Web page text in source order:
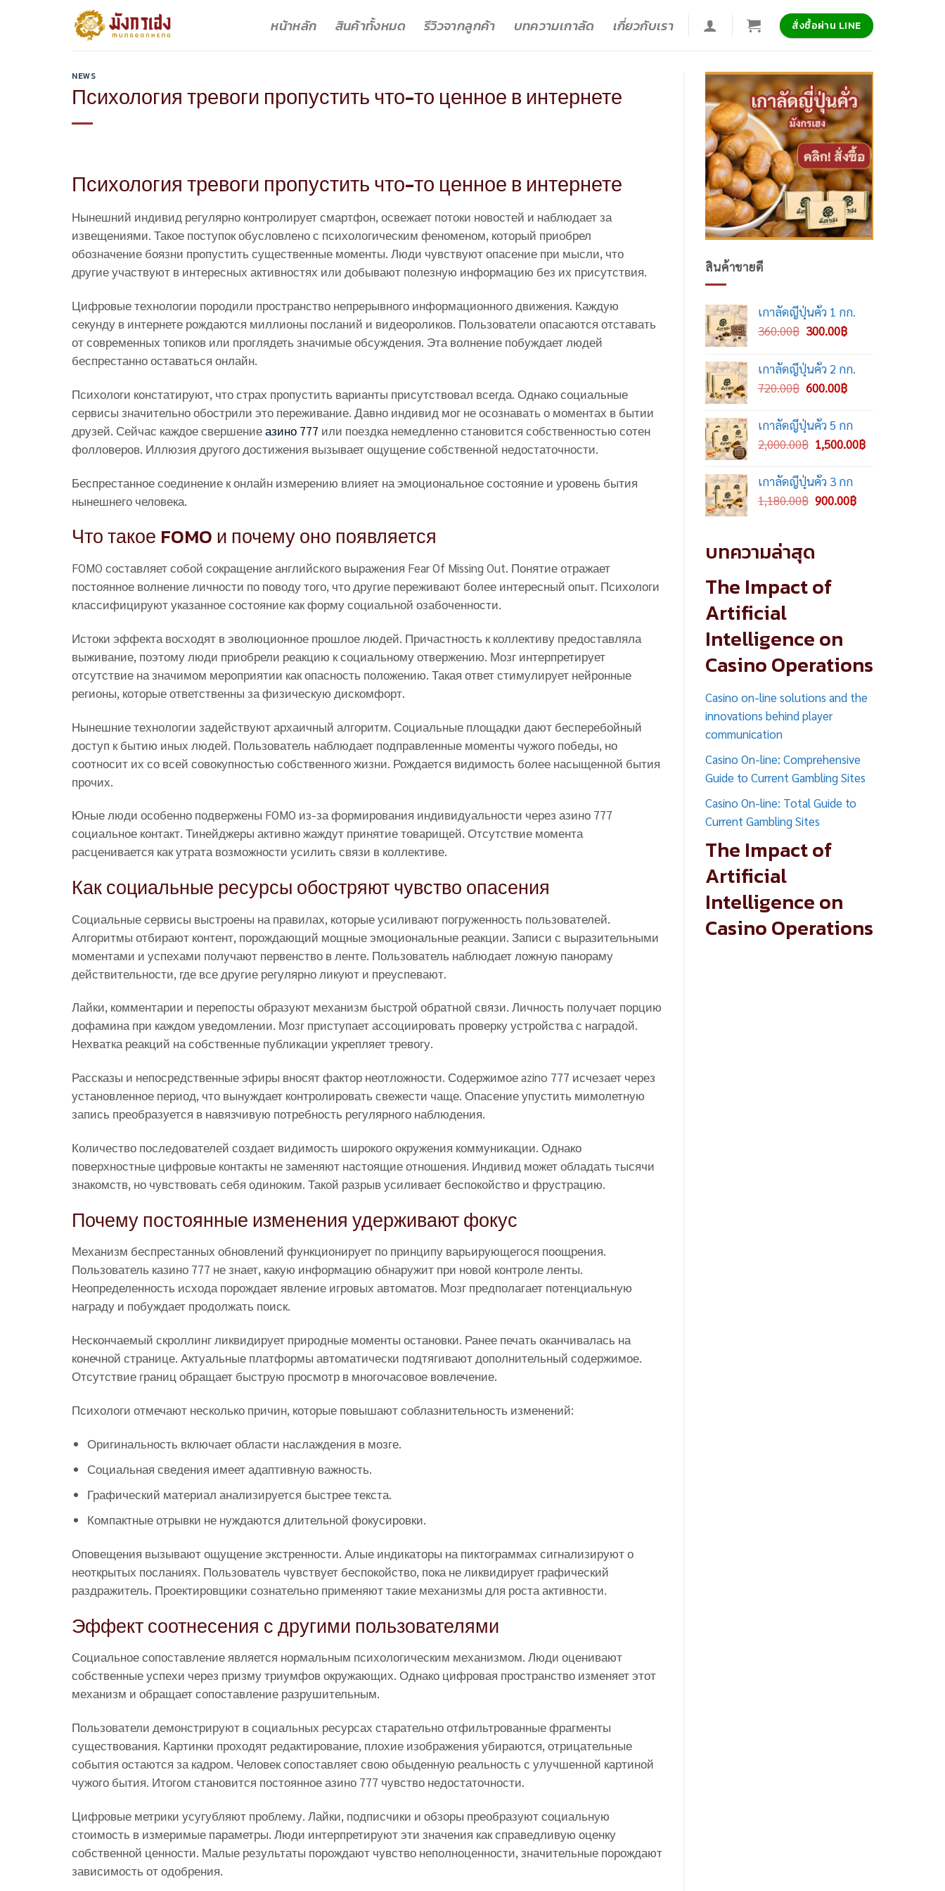
หน้าหลัก สินค้าทั้งหมด รีวิวจากลูกค้า บทความเกาลัด เกี่ยวกับเรา สั่งซื้อผ่าน LINE
NEWS
Психология тревоги пропустить что-то ценное в интернете
Психология тревоги пропустить что-то ценное в интернете
Нынешний индивид регулярно контролирует смартфон, освежает потоки новостей и наблюдает за
извещениями. Такое поступок обусловлено с психологическим феноменом, который приобрел
обозначение боязни пропустить существенные моменты. Люди чувствуют опасение при мысли, что
другие участвуют в интересных активностях или добывают полезную информацию без их присутствия.
Цифровые технологии породили пространство непрерывного информационного движения. Каждую
секунду в интернете рождаются миллионы посланий и видеороликов. Пользователи опасаются отставать
от современных топиков или проглядеть значимые обсуждения. Эта волнение побуждает людей
беспрестанно оставаться онлайн.
Психологи констатируют, что страх пропустить варианты присутствовал всегда. Однако социальные
сервисы значительно обострили это переживание. Давно индивид мог не осознавать о моментах в бытии
друзей. Сейчас каждое свершениеазино 777 или поездка немедленно становится собственностью сотен
фолловеров. Иллюзия другого достижения вызывает ощущение собственной недостаточности.
Беспрестанное соединение к онлайн измерению влияет на эмоциональное состояние и уровень бытия
нынешнего человека.
Что такое FOMO и почему оно появляется
FOMO составляет собой сокращение английского выражения Fear Of Missing Out. Понятие отражает
постоянное волнение личности по поводу того, что другие переживают более интересный опыт. Психологи
классифицируют указанное состояние как форму социальной озабоченности.
Истоки эффекта восходят в эволюционное прошлое людей. Причастность к коллективу предоставляла
выживание, поэтому люди приобрели реакцию к социальному отвержению. Мозг интерпретирует
отсутствие на значимом мероприятии как опасность положению. Такая ответ стимулирует нейронные
регионы, которые ответственны за физическую дискомфорт.
Нынешние технологии задействуют архаичный алгоритм. Социальные площадки дают бесперебойный
доступ к бытию иных людей. Пользователь наблюдает подправленные моменты чужого победы, но
соотносит их со всей совокупностью собственного жизни. Рождается видимость более насыщенной бытия
прочих.
Юные люди особенно подвержены FOMO из-за формирования индивидуальности через азино 777
социальное контакт. Тинейджеры активно жаждут принятие товарищей. Отсутствие момента
расценивается как утрата возможности усилить связи в коллективе.
Как социальные ресурсы обостряют чувство опасения
Социальные сервисы выстроены на правилах, которые усиливают погруженность пользователей.
Алгоритмы отбирают контент, порождающий мощные эмоциональные реакции. Записи с выразительными
моментами и успехами получают первенство в ленте. Пользователь наблюдает ложную панораму
действительности, где все другие регулярно ликуют и преуспевают.
Лайки, комментарии и перепосты образуют механизм быстрой обратной связи. Личность получает порцию
дофамина при каждом уведомлении. Мозг приступает ассоциировать проверку устройства с наградой.
Нехватка реакций на собственные публикации укрепляет тревогу.
Рассказы и непосредственные эфиры вносят фактор неотложности. Содержимое azino 777 исчезает через
установленное период, что вынуждает контролировать свежести чаще. Опасение упустить мимолетную
запись преобразуется в навязчивую потребность регулярного наблюдения.
Количество последователей создает видимость широкого окружения коммуникации. Однако
поверхностные цифровые контакты не заменяют настоящие отношения. Индивид может обладать тысячи
знакомств, но чувствовать себя одиноким. Такой разрыв усиливает беспокойство и фрустрацию.
Почему постоянные изменения удерживают фокус
Механизм беспрестанных обновлений функционирует по принципу варьирующегося поощрения.
Пользователь казино 777 не знает, какую информацию обнаружит при новой контроле ленты.
Неопределенность исхода порождает явление игровых автоматов. Мозг предполагает потенциальную
награду и побуждает продолжать поиск.
Нескончаемый скроллинг ликвидирует природные моменты остановки. Ранее печать оканчивалась на
конечной странице. Актуальные платформы автоматически подтягивают дополнительный содержимое.
Отсутствие границ обращает быструю просмотр в многочасовое вовлечение.
Психологи отмечают несколько причин, которые повышают соблазнительность изменений:
Оригинальность включает области наслаждения в мозге.
Социальная сведения имеет адаптивную важность.
Графический материал анализируется быстрее текста.
Компактные отрывки не нуждаются длительной фокусировки.
Оповещения вызывают ощущение экстренности. Алые индикаторы на пиктограммах сигнализируют о
неоткрытых посланиях. Пользователь чувствует беспокойство, пока не ликвидирует графический
раздражитель. Проектировщики сознательно применяют такие механизмы для роста активности.
Эффект соотнесения с другими пользователями
Социальное сопоставление является нормальным психологическим механизмом. Люди оценивают
собственные успехи через призму триумфов окружающих. Однако цифровая пространство изменяет этот
механизм и обращает сопоставление разрушительным.
Пользователи демонстрируют в социальных ресурсах старательно отфильтрованные фрагменты
существования. Картинки проходят редактирование, плохие изображения убираются, отрицательные
события остаются за кадром. Человек сопоставляет свою обыденную реальность с улучшенной картиной
чужого бытия. Итогом становится постоянное азино 777 чувство недостаточности.
Цифровые метрики усугубляют проблему. Лайки, подписчики и обзоры преобразуют социальную
стоимость в измеримые параметры. Люди интерпретируют эти значения как справедливую оценку
собственной ценности. Малые результаты порождают чувство неполноценности, значительные порождают
зависимость от одобрения.
สินค้าขายดี
เกาลัดญี่ปุ่นคั่ว 1 กก.
360.00฿ Original
was:
360.00฿.
300.00฿Current
300.00฿.
เกาลัดญี่ปุ่นคั่ว 2 กก.
720.00฿ Original
was:
720.00฿.
600.00฿Current
600.00฿.
เกาลัดญี่ปุ่นคั่ว 5 กก
2,000.00฿ Original
was:
2,000.00฿.
1,500.00฿Current
เกาลัดญี่ปุ่นคั่ว 3 กก
1,180.00฿ Original
900.00฿Current
บทความล่าสุด
The Impact of
Artificial
Intelligence on
Casino Operations
Casino on-line solutions and the
innovations behind player
communication
Casino On-line: Comprehensive
Guide to Current Gambling Sites
Casino On-line: Total Guide to
Current Gambling Sites
The Impact of
Artificial
Intelligence on
Casino Operations